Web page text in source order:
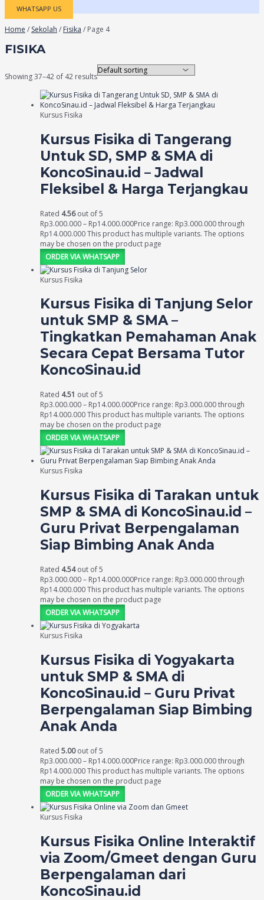
WHATSAPP US
Home / Sekolah / Fisika / Page 4
FISIKA
Showing 37–42 of 42 results
Kursus Fisika
Kursus Fisika di Tangerang
Untuk SD, SMP & SMA di
KoncoSinau.id – Jadwal
Fleksibel & Harga Terjangkau
Rated 4.56out of 5
Rp3.000.000– Rp14.000.000Price range: Rp3.000.000 through
Rp14.000.000This product has multiple variants. The options
may be chosen on the product page
ORDER VIA WHATSAPP
Kursus Fisika
Kursus Fisika di Tanjung Selor
untuk SMP & SMA –
Tingkatkan Pemahaman Anak
Secara Cepat Bersama Tutor
KoncoSinau.id
Rated 4.51 out of 5
Rp3.000.000– Rp14.000.000Price range: Rp3.000.000 through
Rp14.000.000This product has multiple variants. The options
may be chosen on the product page
ORDER VIA WHATSAPP
Kursus Fisika
Kursus Fisika di Tarakan untuk
SMP & SMA di KoncoSinau.id –
Guru Privat Berpengalaman
Siap Bimbing Anak Anda
Rated 4.54out of 5
Rp3.000.000– Rp14.000.000Price range: Rp3.000.000 through
Rp14.000.000This product has multiple variants. The options
may be chosen on the product page
ORDER VIA WHATSAPP
Kursus Fisika
Kursus Fisika di Yogyakarta
untuk SMP & SMA di
KoncoSinau.id – Guru Privat
Berpengalaman Siap Bimbing
Anak Anda
Rated 5.00out of 5
Rp3.000.000– Rp14.000.000Price range: Rp3.000.000 through
Rp14.000.000This product has multiple variants. The options
may be chosen on the product page
ORDER VIA WHATSAPP
Kursus Fisika
Kursus Fisika Online Interaktif
via Zoom/Gmeet dengan Guru
Berpengalaman dari
KoncoSinau.id